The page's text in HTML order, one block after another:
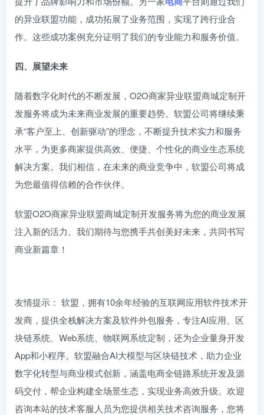
的异业联盟功能，成功拓展了业务范围，实现了跨行业合
作。这些成功案例充分证明了我们的专业能力和服务价值。
四、展望未来
随着数字化时代的不断发展，O2O商家异业联盟商城定制开
发服务将成为未来商业发展的重要趋势。软盟公司将继续秉
承“客户至上、创新驱动”的理念，不断提升技术实力和服务
水平，为更多商家提供高效、便捷、个性化的商业生态系统
解决方案。我们相信，在未来的商业竞争中，软盟公司将成
为您最值得信赖的合作伙伴。
软盟O2O商家异业联盟商城定制开发服务将为您的商业发展
注入新的活力。我们期待与您携手共创美好未来，共同书写
商业新篇章！
友情提示： 软盟，拥有10余年经验的互联网应用软件技术开
发商，提供全栈解决方案及软件外包服务，专注AI应用、区
块链系统、Web系统、物联网系统定制，还为企业量身开发
App和小程序。软盟融合AI大模型与区块链技术，助力企业
数字化转型与商业模式创新，涵盖电商全链路系统开发及源
码交付，帮企业构建全场景生态，实现业务高效升级。欢迎
咨询本站的技术客服人员为您提供相关技术咨询服务，您将